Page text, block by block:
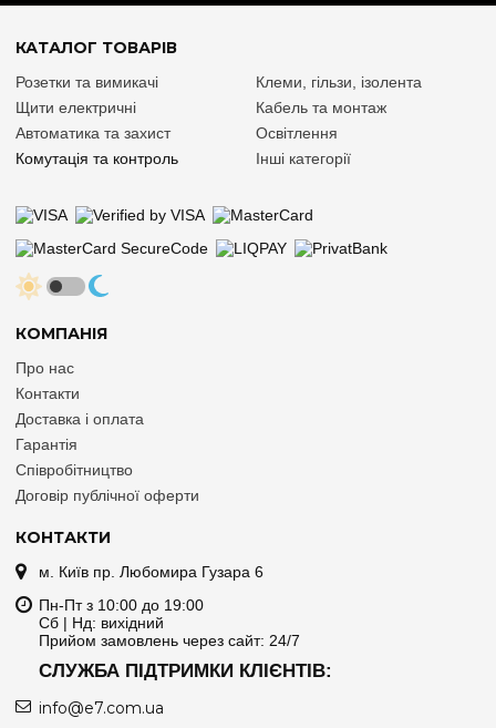
КОНТАКТИ
м. Київ пр. Любомира Гузара 6
Пн-Пт з 10:00 до 19:00
Сб | Нд: вихідний
Прийом замовлень через сайт: 24/7
СЛУЖБА ПІДТРИМКИ КЛІЄНТІВ:
info@e7.com.ua
КОМПАНІЯ
Про нас
Контакти
Доставка і оплата
Гарантія
Співробітництво
Договір публічної оферти
КАТАЛОГ ТОВАРІВ
Розетки та вимикачі
Щити електричні
Автоматика та захист
Комутація та контроль
Клеми, гільзи, ізолента
Кабель та монтаж
Освітлення
Інші категорії